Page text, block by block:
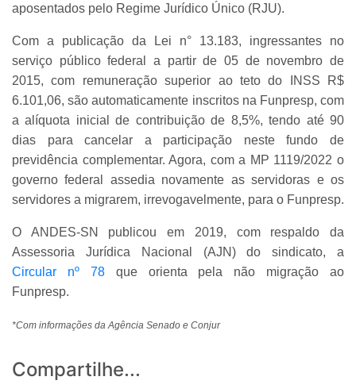
aposentados pelo Regime Jurídico Único (RJU).
Com a publicação da Lei n° 13.183, ingressantes no
serviço público federal a partir de 05 de novembro de
2015, com remuneração superior ao teto do INSS R$
6.101,06, são automaticamente inscritos na Funpresp, com
a alíquota inicial de contribuição de 8,5%, tendo até 90
dias para cancelar a participação neste fundo de
previdência complementar. Agora, com a MP 1119/2022 o
governo federal assedia novamente as servidoras e os
servidores a migrarem, irrevogavelmente, para o Funpresp.
O ANDES-SN publicou em 2019, com respaldo da
Assessoria Jurídica Nacional (AJN) do sindicato, a
Circular nº 78que orienta pela não migração ao
Funpresp.
*Com informações da Agência Senado e Conjur
Compartilhe...